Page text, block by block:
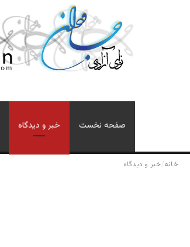
صفحه نخست خبر و دیدگاه
خانه/خبر و دیدگاه